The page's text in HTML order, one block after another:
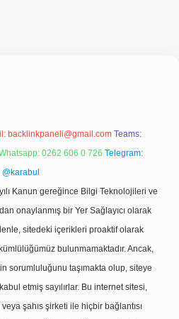
backlinkpaneli@gmail.com Teams:
0262 606 0 726 Telegram:
@karabul
Kanun gereğince Bilgi Teknolojileri ve
onaylanmış bir Yer Sağlayıcı olarak
sitedeki içerikleri proaktif olarak
bulunmamaktadır. Ancak,
sorumluluğunu taşımakta olup, siteye
etmiş sayılırlar. Bu internet sitesi,
şahıs şirketi ile hiçbir bağlantısı